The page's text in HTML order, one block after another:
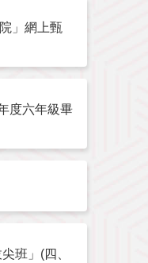
」網上甄
度六年級畢
班」(四、